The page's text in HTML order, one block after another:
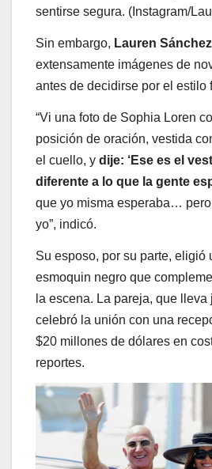
sentirse segura. (Instagram/
Sin embargo, Lauren Sánchez
extensamente imágenes de
antes de decidirse por el estilo
“Vi una foto de Sophia Loren
posición de oración, vestida
el cuello, y dije: ‘Ese es el
diferente a lo que la gente
que yo misma esperaba…
yo”, indicó.
Su esposo, por su parte, eligió
esmoquin negro que
la escena. La pareja, que
celebró la unión con una
$20 millones de dólares en
reportes.